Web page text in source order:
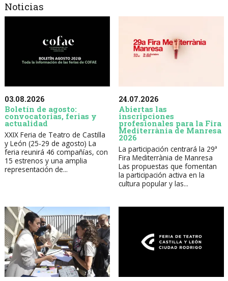
Noticias
03.08.2026
Boletín de agosto:
convocatorias, ferias y
actualidad
XXIX Feria de Teatro de Castilla
y León (25-29 de agosto) La
feria reunirá 46 compañías, con
15 estrenos y una amplia
representación de...
24.07.2026
Abiertas las
inscripciones
profesionales para la Fira
Mediterrània de Manresa
2026
La participación centrará la 29ª
Fira Mediterrània de Manresa
Las propuestas que fomentan
la participación activa en la
cultura popular y las...